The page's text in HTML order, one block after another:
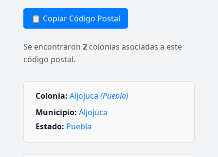
📋 Copiar Código Postal
Se encontraron 2 colonias asociadas a este
código postal.
Colonia: Aljojuca (Pueblo)
Municipio: Aljojuca
Estado: Puebla